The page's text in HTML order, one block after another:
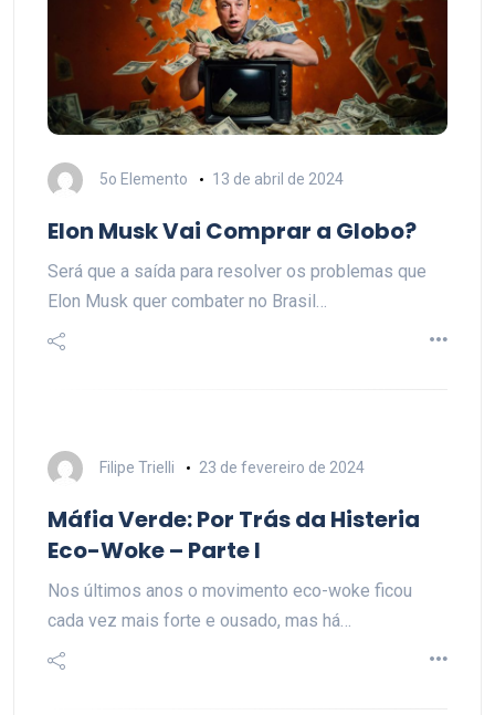
5o Elemento 13 de abril de 2024
Elon Musk Vai Comprar a Globo?
Será que a saída para resolver os problemas que
Elon Musk quer combater no Brasil…
Filipe Trielli 23 de fevereiro de 2024
Máfia Verde: Por Trás da Histeria
Eco-Woke – Parte I
Nos últimos anos o movimento eco-woke ficou
cada vez mais forte e ousado, mas há…